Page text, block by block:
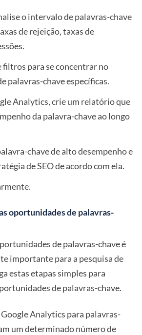
o intervalo de palavras-chave
de rejeição, taxas de
filtros para se concentrar no
palavras-chave específicas.
Analytics, crie um relatório que
da palavra-chave ao longo
chave de alto desempenho e
de SEO de acordo com ela.
oportunidades de palavras-
de palavras-chave é
importante para a pesquisa de
estas etapas simples para
de palavras-chave.
Analytics para palavras-
um determinado número de